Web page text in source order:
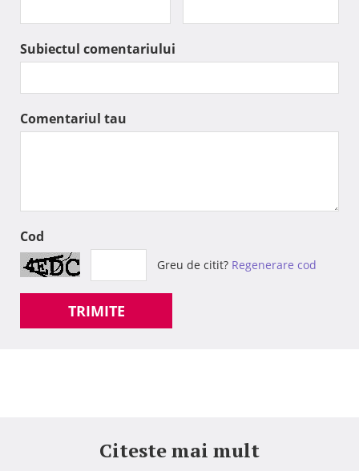
Subiectul comentariului
Comentariul tau
Cod
Greu de citit? Regenerare cod
TRIMITE
Citeste mai mult